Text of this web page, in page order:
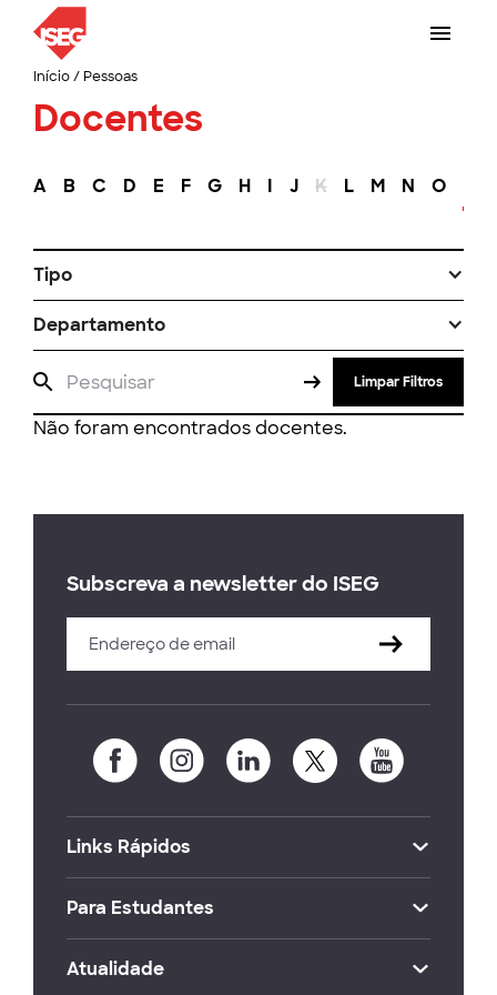
Início/ Pessoas
Docentes
A B C D E F G H I J K L M N O
Tipo
Departamento
Limpar Filtros
Não foram encontrados docentes.
Subscreva a newsletter do ISEG
Links Rápidos
Para Estudantes
Atualidade